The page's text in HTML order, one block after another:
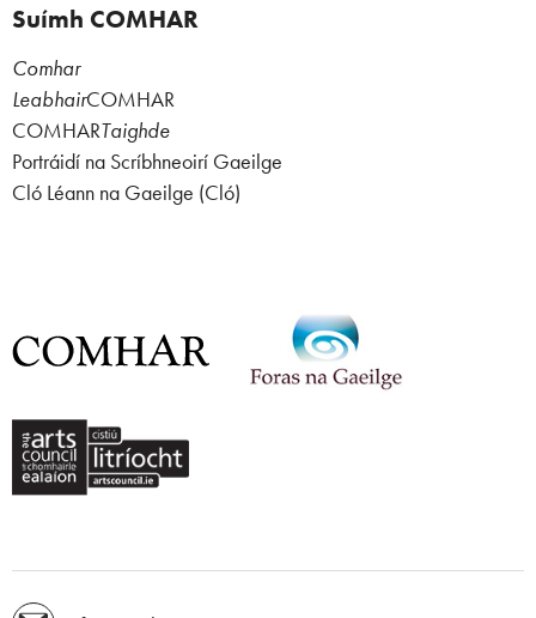
Suímh COMHAR
Comhar
LeabhairCOMHAR
COMHARTaighde
Portráidí na Scríbhneoirí Gaeilge
Cló Léann na Gaeilge (Cló)